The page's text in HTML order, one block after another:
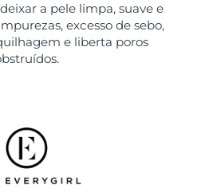
a pele limpa, suave e
excesso de sebo,
e liberta poros